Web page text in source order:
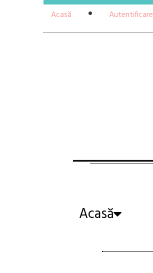
Acasă Autentificare
Acasă